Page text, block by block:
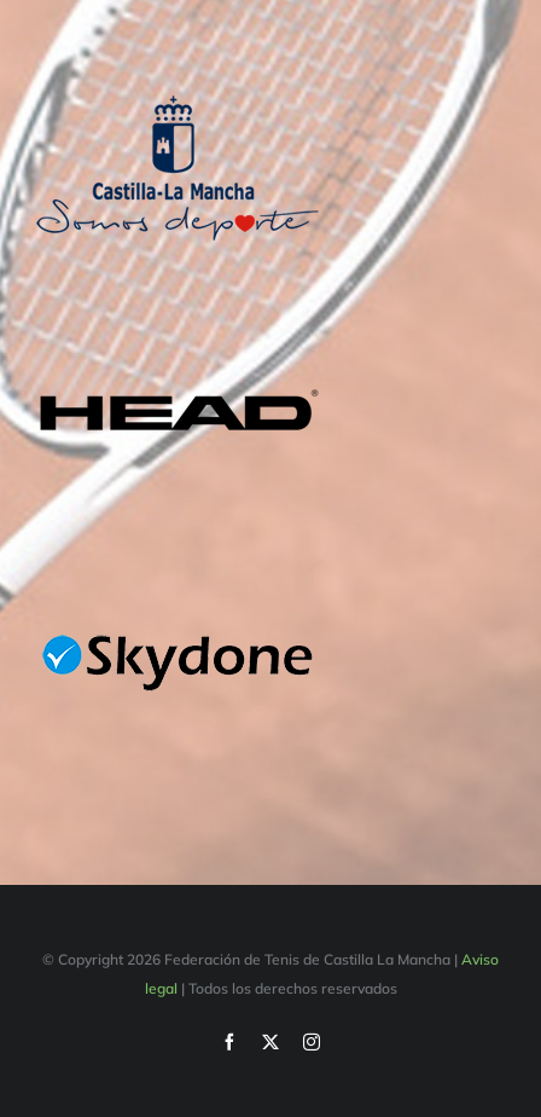
© Copyright 2026 Federación de Tenis de Castilla La Mancha | Aviso
legal | Todos los derechos reservados
Facebook Instagram